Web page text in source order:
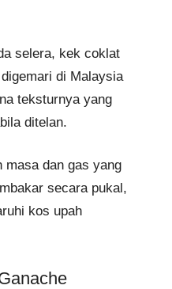
selera, kek coklat
di Malaysia
teksturnya yang
ditelan.
masa dan gas yang
secara pukal,
kos upah